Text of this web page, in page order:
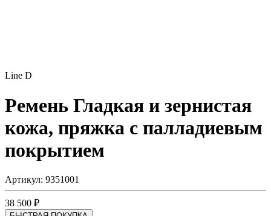
Line D
Ремень Гладкая и зернистая
кожа, пряжка с палладиевым
покрытием
Артикул: 9351001
38 500 ₽